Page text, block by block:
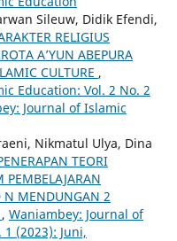
Sileuw, Didik Efendi,
RELIGIUS
A’YUN ABEPURA
CULTURE ,
Education: Vol. 2 No. 2
Journal of Islamic
Nikmatul Ulya, Dina
TEORI
PEMBELAJARAN
N MENDUNGAN 2
, Waniambey: Journal of
(2023): Juni,